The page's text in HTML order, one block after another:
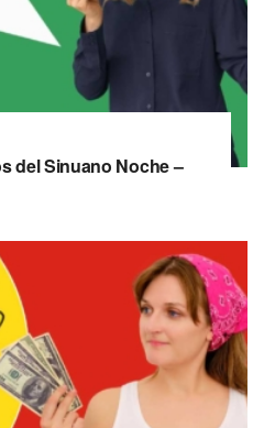
del Sinuano Noche –